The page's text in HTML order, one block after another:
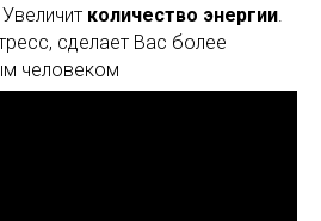
Увеличит количество энергии.
сделает Вас более
человеком